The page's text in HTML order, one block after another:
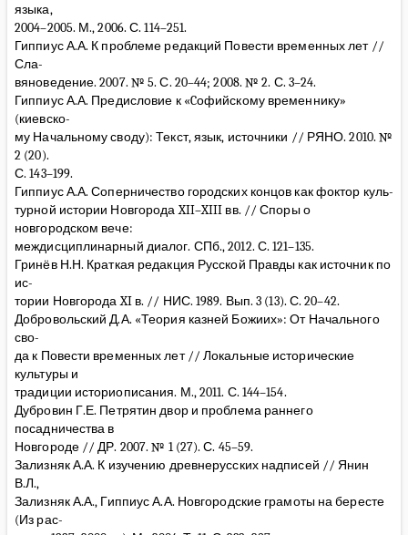
языка,
2004–2005. М., 2006. С. 114–251.
Гиппиус А.А. К проблеме редакций Повести временных лет //
Сла-
вяноведение. 2007. № 5. С. 20–44; 2008. № 2. С. 3–24.
Гиппиус А.А. Предисловие к «Cофийскому временнику»
(киевско-
му Начальному своду): Текст, язык, источники // РЯНО. 2010. №
2 (20).
С. 143–199.
Гиппиус А.А. Соперничество городских концов как фоктор куль-
турной истории Новгорода XII–XIII вв. // Споры о
новгородском вече:
междисциплинарный диалог. СПб., 2012. С. 121–135.
Гринёв Н.Н. Краткая редакция Русской Правды как источник по
ис-
тории Новгорода XI в. // НИС. 1989. Вып. 3 (13). С. 20–42.
Добровольский Д.А. «Теория казней Божиих»: От Начального
сво-
да к Повести временных лет // Локальные исторические
культуры и
традиции историописания. М., 2011. С. 144–154.
Дубровин Г.Е. Петрятин двор и проблема раннего
посадничества в
Новгороде // ДР. 2007. № 1 (27). С. 45–59.
Зализняк А.А. К изучению древнерусских надписей // Янин
В.Л.,
Зализняк А.А., Гиппиус А.А. Новгородские грамоты на бересте
(Из рас-